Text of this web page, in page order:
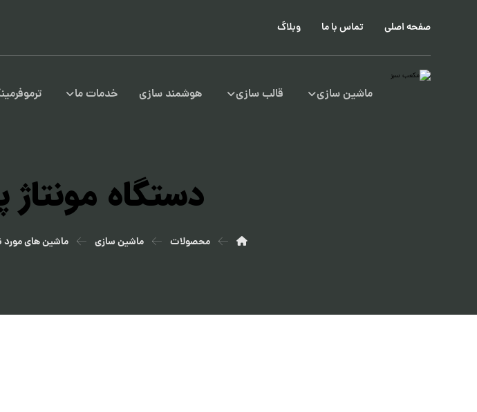
صفحه اصلی تماس با ما وبلاگ
ماشین سازی قالب سازی هوشمند سازی خدمات ما
دستگاه
محصولات ماشین سازی ماشین های مورد